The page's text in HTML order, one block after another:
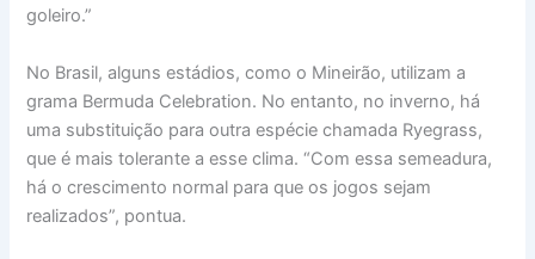
goleiro.”
No Brasil, alguns estádios, como o Mineirão, utilizam a
grama Bermuda Celebration. No entanto, no inverno, há
uma substituição para outra espécie chamada Ryegrass,
que é mais tolerante a esse clima. “Com essa semeadura,
há o crescimento normal para que os jogos sejam
realizados”, pontua.